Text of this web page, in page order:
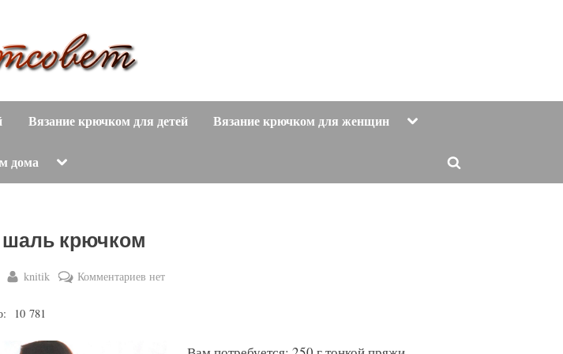
и
т
о
в
е
т
вязание
с
описанием
и
Вязание крючком для детей Вязание крючком для женщин Toggle
дома Toggle
menu
Toggle
крючком
By
knitik Комментариев кнет
10 781